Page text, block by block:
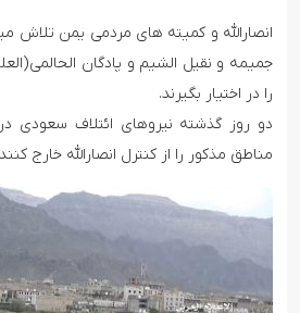
انصارالله و کمیته های مردمی یمن تلاش
جمیمه و نقیل الشیم و پادگان
را در اختیار بگیرند.
دو روز گذشته نیروهای ائتلاف سعودی
مناطق مذکور را از کنترل انصارالله خارج